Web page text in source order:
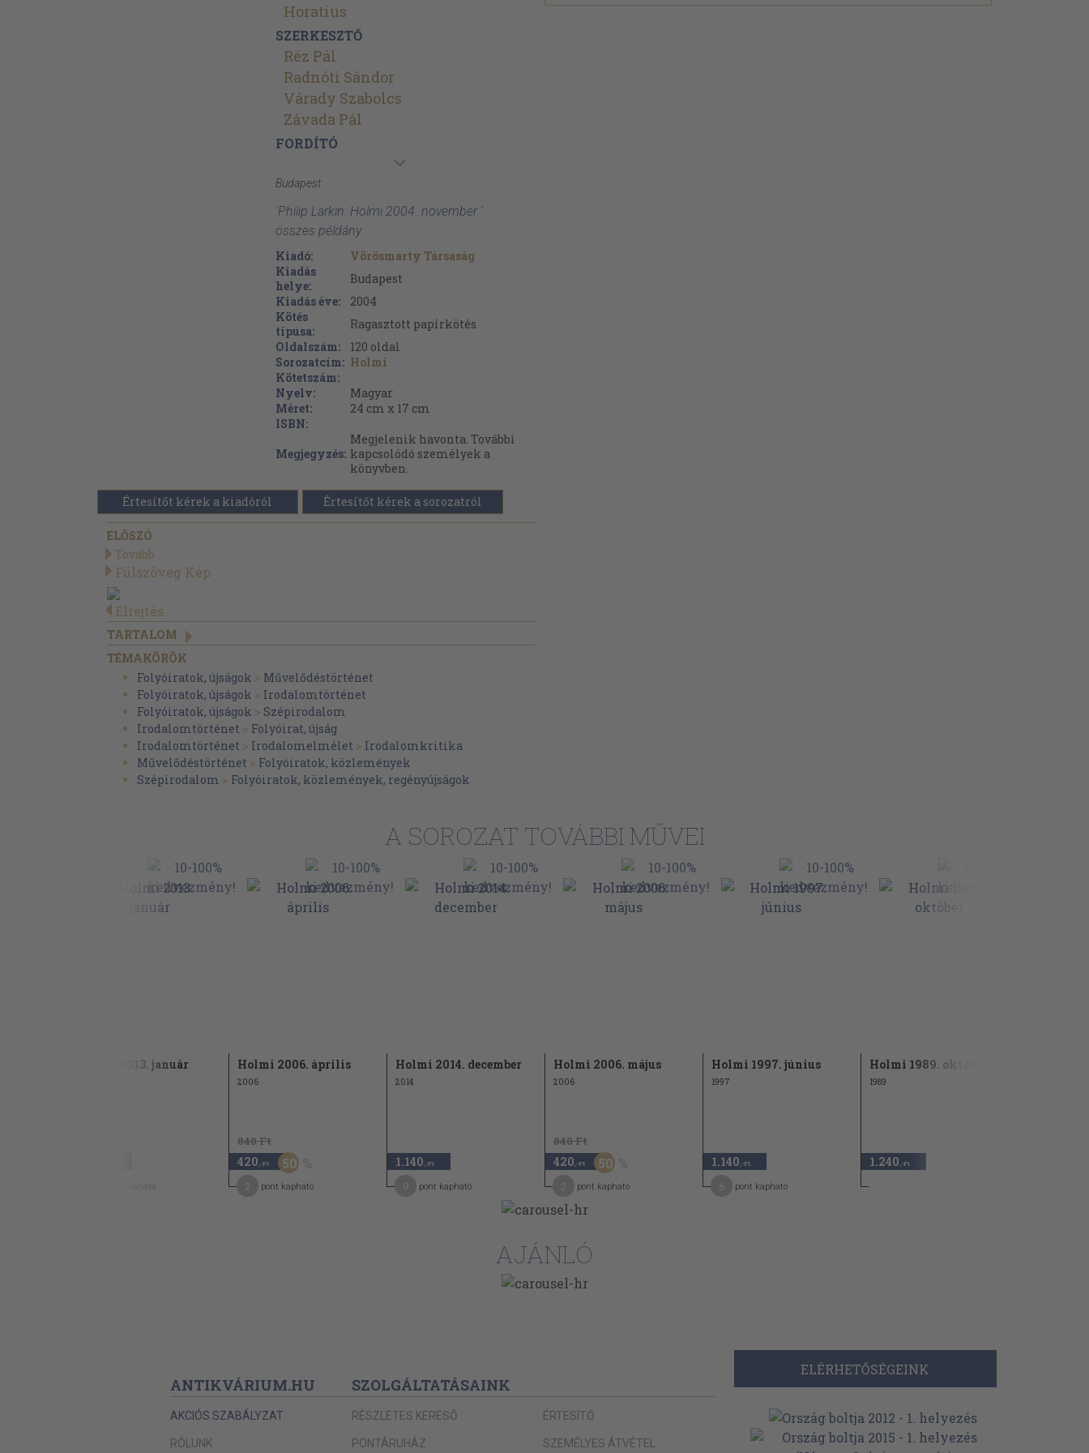
Horatius
SZERKESZTŐ
Réz Pál
Radnóti Sándor
Várady Szabolcs
Závada Pál
FORDÍTÓ
Budapest
'Philip Larkin: Holmi 2004. november '
összes példány
Kiadó:
Vörösmarty Társaság
Kiadás
helye:
Budapest
Kiadás éve:
2004
Kötés
típusa:
Ragasztott papírkötés
Oldalszám:
120 oldal
Sorozatcím: Holmi
Kötetszám:
Nyelv:
Magyar
Méret:
24 cm x 17 cm
ISBN:
Megjegyzés:
Megjelenik havonta. További
kapcsolódó személyek a
könyvben.
Értesítőt kérek a kiadóról Értesítőt kérek a sorozatról
ELŐSZÓ
Tovább
Fülszöveg Kép
Elrejtés
TARTALOM
TÉMAKÖRÖK
Folyóiratok, újságok > Művelődéstörténet
Folyóiratok, újságok > Irodalomtörténet
Folyóiratok, újságok > Szépirodalom
Irodalomtörténet > Folyóirat, újság
Irodalomtörténet > Irodalomelmélet > Irodalomkritika
Művelődéstörténet > Folyóiratok, közlemények
Szépirodalom > Folyóiratok, közlemények, regényújságok
A SOROZAT TOVÁBBI MŰVEI
Holmi 2013. január
pont kapható
Holmi 2006. április
2006
840 Ft
420 ,-Ft 50
pont kapható
Holmi 2014. december
2014
1.140 ,-Ft
pont kapható
Holmi 2006. május
2006
840 Ft
420 ,-Ft 50
pont kapható
Holmi 1997. június
1997
1.140 ,-Ft
pont kapható
Holmi 1989. október
1989
1.240 ,-Ft
AJÁNLÓ
ANTIKVÁRIUM.HU
AKCIÓS SZABÁLYZAT
RÓLUNK
SZOLGÁLTATÁSAINK
RÉSZLETES KERESŐ
PONTÁRUHÁZ
ÉRTESÍTŐ
SZEMÉLYES ÁTVÉTEL
ELÉRHETŐSÉGEINK